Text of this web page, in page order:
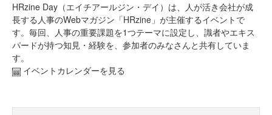
HRzine Day（エイチアールジン・デイ）は、人が活き会社が成
長する人事のWebマガジン「HRzine」が主催するイベントで
す。毎回、人事の重要課題を1つテーマに設定し、識者やエキス
パードが持つ知見・経験を、参加者のみなさんと共有していま
す。
イベントカレンダーを見る